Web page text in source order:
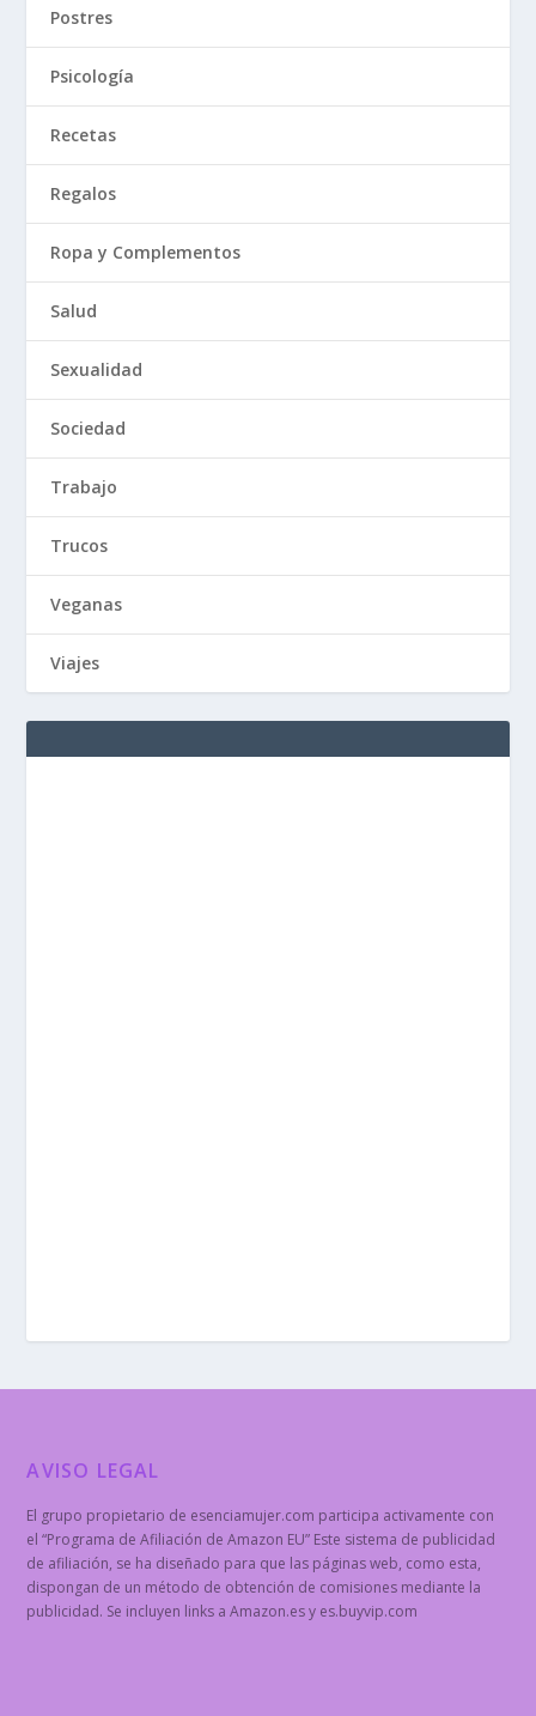
Postres
Psicología
Recetas
Regalos
Ropa y Complementos
Salud
Sexualidad
Sociedad
Trabajo
Trucos
Veganas
Viajes
AVISO LEGAL
El grupo propietario de esenciamujer.com participa activamente con
el “Programa de Afiliación de Amazon EU” Este sistema de publicidad
de afiliación, se ha diseñado para que las páginas web, como esta,
dispongan de un método de obtención de comisiones mediante la
publicidad. Se incluyen links a Amazon.es y es.buyvip.com